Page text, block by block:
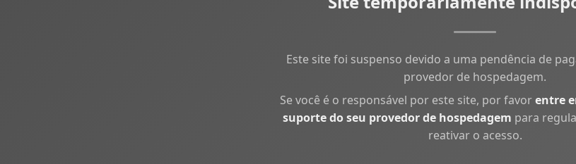
Este site foi suspenso devido a uma pendência de
provedor de hospedagem.
Se você é o responsável por este site, por favorentre
suporte do seu provedor de hospedagem para
reativar o acesso.